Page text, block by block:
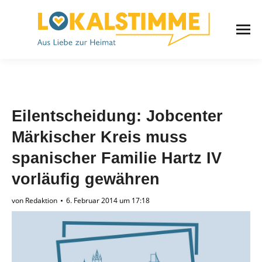
Eilentscheidung: Jobcenter
Märkischer Kreis muss
spanischer Familie Hartz IV
vorläufig gewähren
von Redaktion 6. Februar 2014 um 17:18